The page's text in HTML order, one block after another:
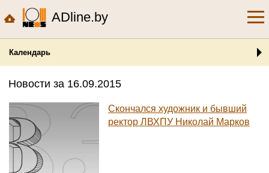
ADline.by
Календарь
Новости за 16.09.2015
Скончался художник и бывший
ректор ЛВХПУ Николай Марков